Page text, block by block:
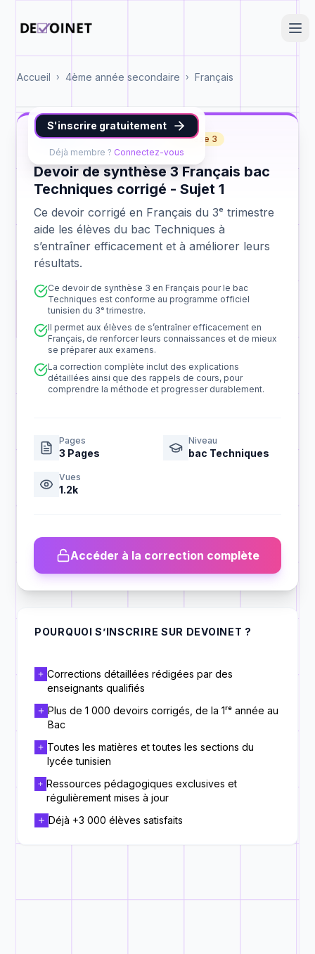
Accueil › 4ème année secondaire › Français
S'inscrire gratuitement
Déjà membre ? Connectez-vous
Français bac Techniques synthèse 3
Devoir de synthèse 3 Français bac
Techniques corrigé - Sujet 1
Ce devoir corrigé en Français du 3ᵉ trimestre
aide les élèves du bac Techniques à
s’entraîner efficacement et à améliorer leurs
résultats.
Ce devoir de synthèse 3 en Français pour le bac
Techniques est conforme au programme officiel
tunisien du 3ᵉ trimestre.
Il permet aux élèves de s’entraîner efficacement en
Français, de renforcer leurs connaissances et de mieux
se préparer aux examens.
La correction complète inclut des explications
détaillées ainsi que des rappels de cours, pour
comprendre la méthode et progresser durablement.
Pages
3 Pages
Niveau
bac Techniques
Vues
1.2k
Accéder à la correction complète
POURQUOI S’INSCRIRE SUR DEVOINET ?
Corrections détaillées rédigées par des
enseignants qualifiés
Plus de 1 000 devoirs corrigés, de la 1ʳᵉ année au
Bac
Toutes les matières et toutes les sections du
lycée tunisien
Ressources pédagogiques exclusives et
régulièrement mises à jour
Déjà +3 000 élèves satisfaits